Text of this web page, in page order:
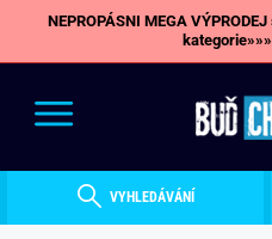
NEPROPÁSNI MEGA
kategorie»»»
VYHLEDÁVÁNÍ